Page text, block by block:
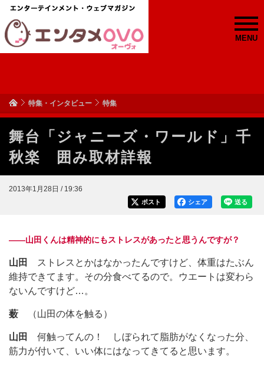
MENU
特集・インタビュー 特集
舞台「ジャニーズ・ワールド」千
秋楽 囲み取材詳報
2013年1月28日 / 19:36
送る
シェア
ポスト
――山田くんは精神的にもストレスがあったと思うんですが？
山田
ストレスとかはなかったんですけど、体重はたぶん
維持できてます。その分食べてるので。ウエートは変わら
ないんですけど…。
薮 （山田の体を触る）
山田
何触ってんの！ しぼられて脂肪がなくなった分、
筋力が付いて、いい体にはなってきてると思います。